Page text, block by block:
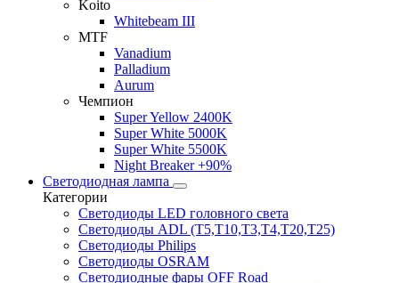
Koito
Whitebeam III
MTF
Vanadium
Palladium
Aurum
Чемпион
Super Yellow 2400K
Super White 5000K
Super White 5500K
Night Breaker +90%
Светодиодная лампа
Категории
Светодиоды LED головного света
Светодиоды ADL (T5,T10,T3,T4,T20,T25)
Светодиоды Philips
Светодиоды OSRAM
Светодиодные фары OFF Road